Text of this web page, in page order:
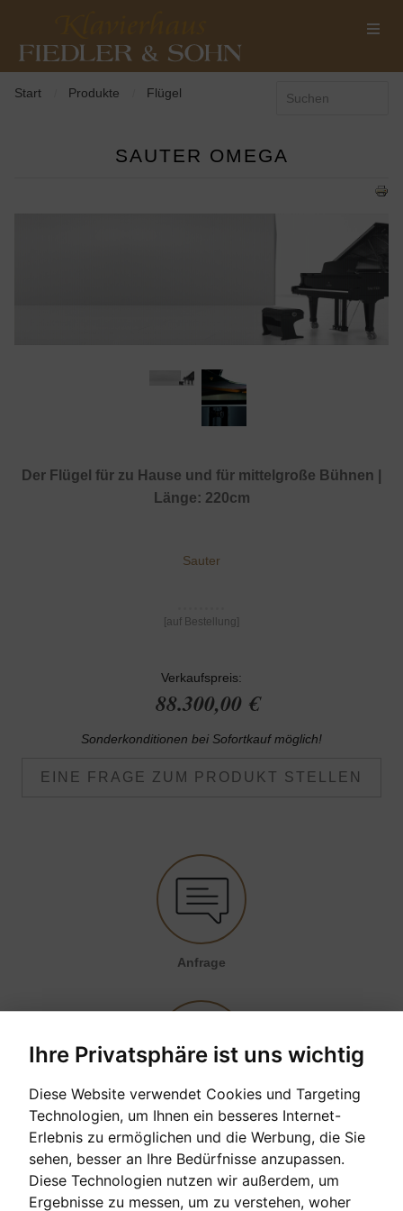
Ihre Privatsphäre ist uns wichtig
Diese Website verwendet Cookies und Targeting
Technologien, um Ihnen ein besseres Internet-
Erlebnis zu ermöglichen und die Werbung, die Sie
sehen, besser an Ihre Bedürfnisse anzupassen.
Diese Technologien nutzen wir außerdem, um
Ergebnisse zu messen, um zu verstehen, woher
Start Produkte Flügel
SAUTER OMEGA
Der Flügel für zu Hause und für mittelgroße Bühnen |
Länge: 220cm
Sauter
[auf Bestellung]
Verkaufspreis:
88.300,00 €
Sonderkonditionen bei Sofortkauf möglich!
EINE FRAGE ZUM PRODUKT STELLEN
Anfrage
Finanzierung
1,766 €/Monat